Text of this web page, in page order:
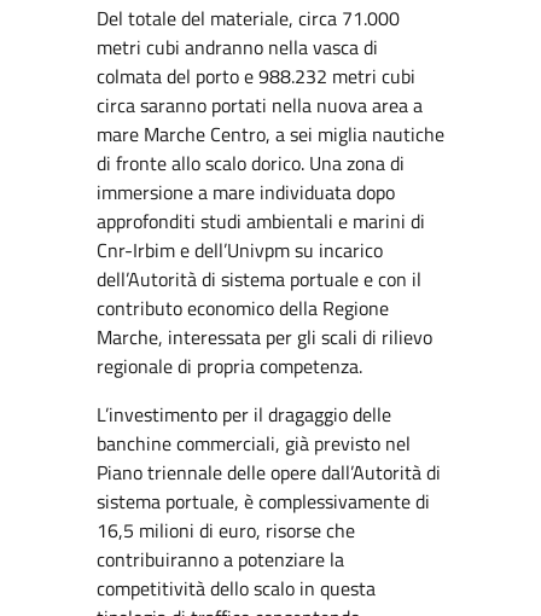
Del totale del materiale, circa 71.000
metri cubi andranno nella vasca di
colmata del porto e 988.232 metri cubi
circa saranno portati nella nuova area a
mare Marche Centro, a sei miglia nautiche
di fronte allo scalo dorico. Una zona di
immersione a mare individuata dopo
approfonditi studi ambientali e marini di
Cnr-Irbim e dell’Univpm su incarico
dell’Autorità di sistema portuale e con il
contributo economico della Regione
Marche, interessata per gli scali di rilievo
regionale di propria competenza.
L’investimento per il dragaggio delle
banchine commerciali, già previsto nel
Piano triennale delle opere dall’Autorità di
sistema portuale, è complessivamente di
16,5 milioni di euro, risorse che
contribuiranno a potenziare la
competitività dello scalo in questa